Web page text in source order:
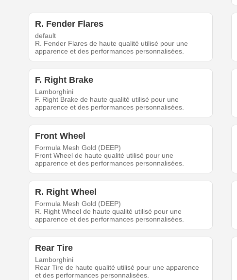
R. Fender Flares
default
R. Fender Flares de haute qualité utilisé pour une
apparence et des performances personnalisées.
F. Right Brake
Lamborghini
F. Right Brake de haute qualité utilisé pour une
apparence et des performances personnalisées.
Front Wheel
Formula Mesh Gold (DEEP)
Front Wheel de haute qualité utilisé pour une
apparence et des performances personnalisées.
R. Right Wheel
Formula Mesh Gold (DEEP)
R. Right Wheel de haute qualité utilisé pour une
apparence et des performances personnalisées.
Rear Tire
Lamborghini
Rear Tire de haute qualité utilisé pour une apparence
et des performances personnalisées.